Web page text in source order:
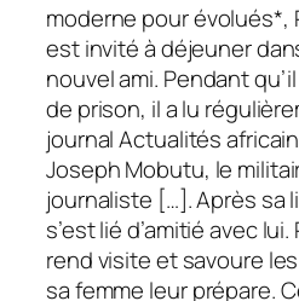
moderne pour évolués*,
est invité à déjeuner
nouvel ami. Pendant
de prison, il a lu
journal Actualités
Joseph Mobutu, le
journaliste […]. Après sa
s’est lié d’amitié avec
rend visite et savoure
sa femme leur prépare.